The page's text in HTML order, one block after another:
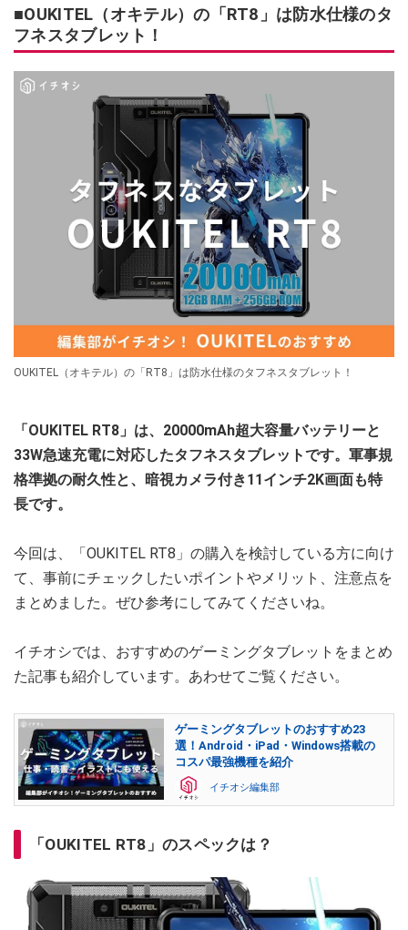
■OUKITEL（オキテル）の「RT8」は防水仕様のタ
フネスタブレット！
OUKITEL（オキテル）の「RT8」は防水仕様のタフネスタブレット！
「OUKITEL RT8」は、20000mAh超大容量バッテリーと
33W急速充電に対応したタフネスタブレットです。軍事規
格準拠の耐久性と、暗視カメラ付き11インチ2K画面も特
長です。
今回は、「OUKITEL RT8」の購入を検討している方に向け
て、事前にチェックしたいポイントやメリット、注意点を
まとめました。ぜひ参考にしてみてくださいね。
イチオシでは、おすすめのゲーミングタブレットをまとめ
た記事も紹介しています。あわせてご覧ください。
ゲーミングタブレットのおすすめ23
選！Android・iPad・Windows搭載の
コスパ最強機種を紹介
イチオシ編集部
「OUKITEL RT8」のスペックは？